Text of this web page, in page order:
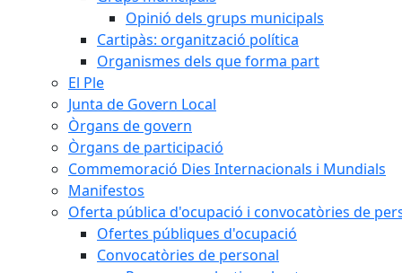
Opinió dels grups municipals
Cartipàs: organització política
Organismes dels que forma part
El Ple
Junta de Govern Local
Òrgans de govern
Òrgans de participació
Commemoració Dies Internacionals i Mundials
Manifestos
Oferta pública d'ocupació i convocatòries de
Ofertes públiques d'ocupació
Convocatòries de personal